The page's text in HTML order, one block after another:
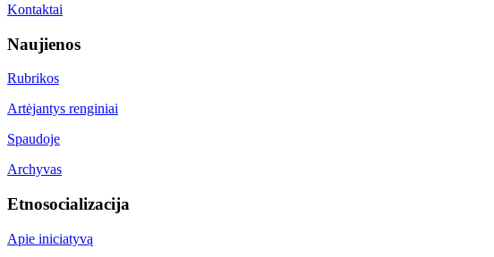
Kontaktai
Naujienos
Rubrikos
Artėjantys renginiai
Spaudoje
Archyvas
Etnosocializacija
Apie iniciatyvą